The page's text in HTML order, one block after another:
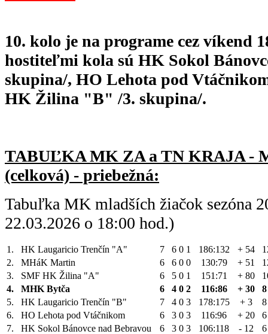
10. kolo je na programe cez víkend
hostiteľmi kola sú HK Sokol
skupina/, HO Lehota pod
HK Žilina "B" /3. skupina/.
TABUĽKA MK ZA a TN KRAJA -
(celková) - priebežná:
Tabuľka MK mladších žiačok sezóna
22.03.2026 o 18:00 hod.)
1. HK Laugaricio Trenčín "A" 7 6 0 1 186:132 + 54
2.
MHáK Martin 6 6 0 0 130:79 + 51
3.
SMF HK Žilina "A" 6 5 0 1 151:71 + 80
4.
MHK Bytča 6 4 0 2 116:86 + 30
8
5.
HK Laugaricio Trenčín "B" 7 4 0 3 178:175 + 3
8
6.
HO Lehota pod Vtáčnikom 6 3 0 3 116:96 + 20
6
7.
HK Sokol Bánovce nad Bebravou 6 3 0 3 106:118 - 12
6